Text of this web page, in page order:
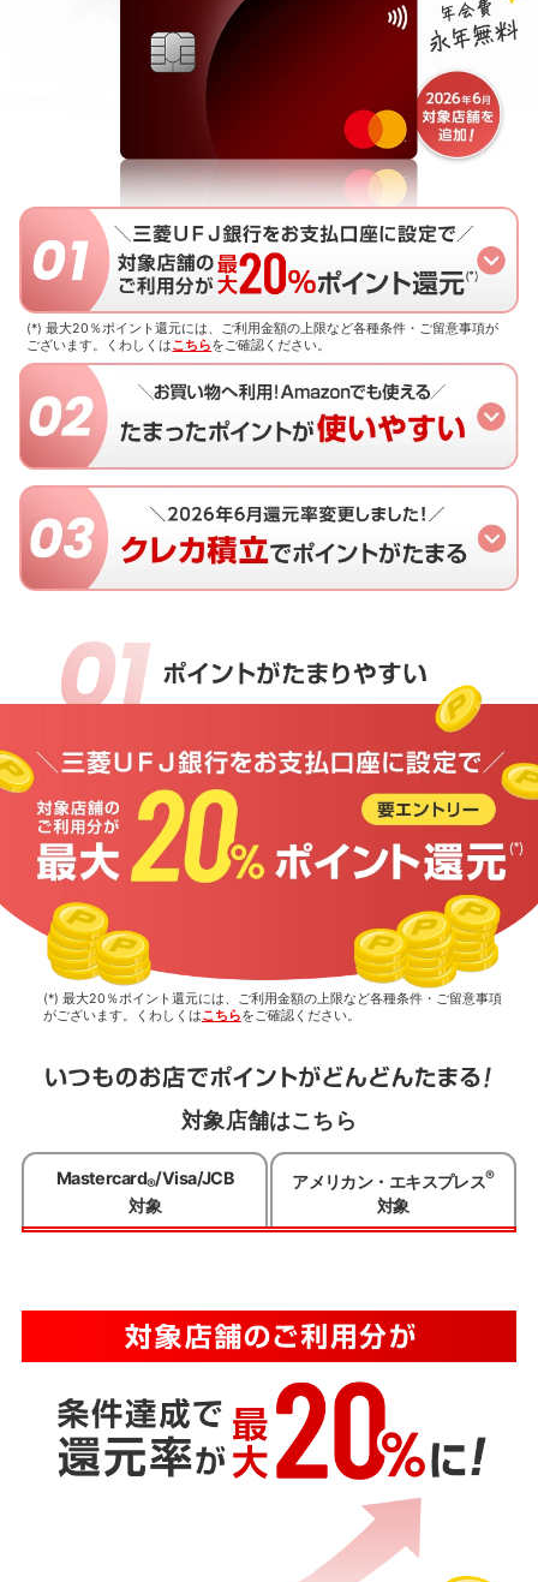
(*) 最大20％ポイント還元には、ご利用金額の上限など各種条件・ご留意事項が
ございます。
くわしくはこちらをご確認ください。
(*) 最大20％ポイント還元には、ご利用金額の上限など各種条件・ご留意事項
がございます。くわしくはこちらをご確認ください。
対象店舗はこちら
Mastercard®/Visa/JCB
対象
アメリカン・エキスプレス®
対象